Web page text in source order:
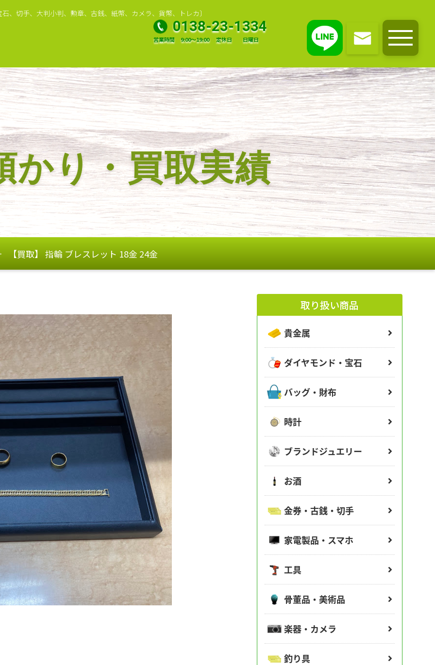
、切手、大判小判、勲章、古銭、紙幣、カメラ、貨幣、トレカ〕
0138-23-1334
営業時間 9:00～19:00 定休日 日曜日 メニュー
かり・買取実績
【買取】 指輪 ブレスレット 18金 24金
取り扱い商品
貴金属
ダイヤモンド・宝石
バッグ・財布
時計
ブランドジュエリー
お酒
金券・古銭・切手
家電製品・スマホ
工具
骨董品・美術品
楽器・カメラ
釣り具